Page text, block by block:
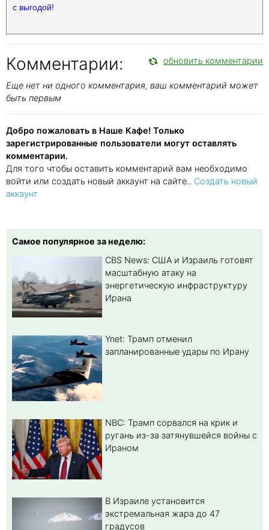
с выгодой!
Комментарии: обновить комментарии
Еще нет ни одного комментария, ваш комментарий может
быть первым
Добро пожаловать в Наше Кафе! Только
зарегистрированные пользователи могут оставлять
комментарии.
Для того чтобы оставить комментарий вам необходимо
войти или создать новый аккаунт на сайте.. Создать новый
аккаунт
Самое популярное за неделю:
CBS News: США и Израиль готовят
масштабную атаку на
энергетическую инфраструктуру
Ирана
Ynet: Трамп отменил
запланированные удары по Ирану
NBC: Трамп сорвался на крик и
ругань из-за затянувшейся войны с
Ираном
В Израиле установится
экстремальная жара до 47
градусов